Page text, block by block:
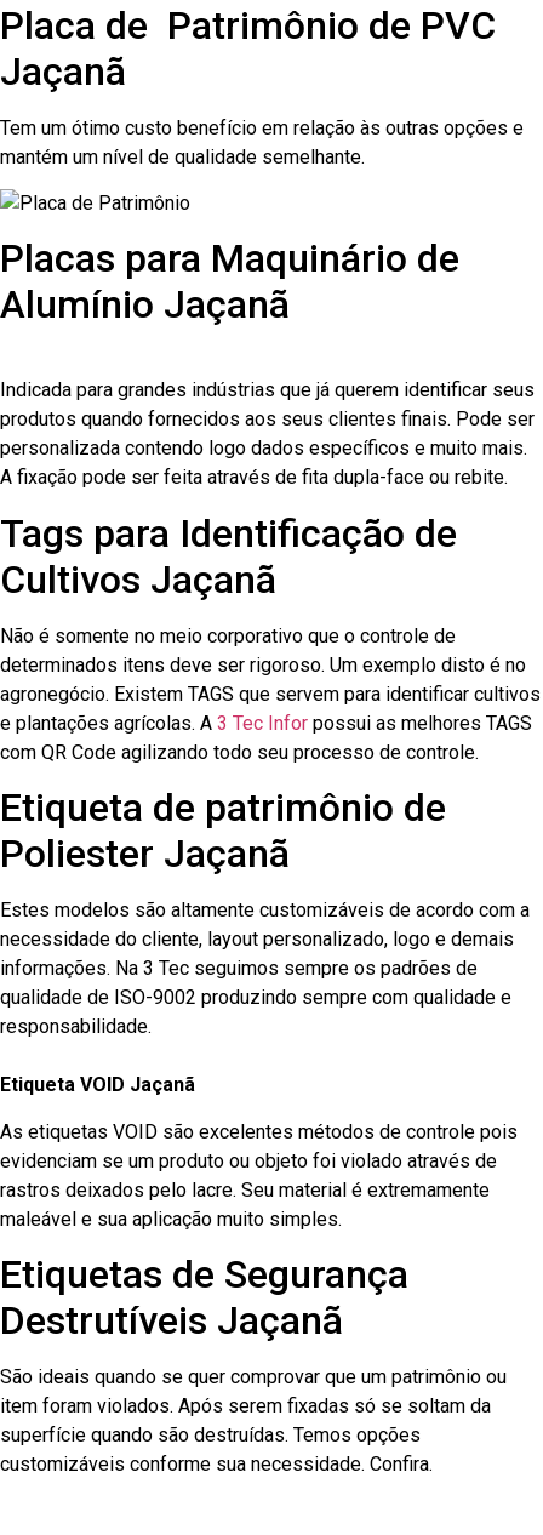
Placa de Patrimônio de PVC
Jaçanã
Tem um ótimo custo benefício em relação às outras opções e
mantém um nível de qualidade semelhante.
Placas para Maquinário de
Alumínio Jaçanã
Indicada para grandes indústrias que já querem identificar seus
produtos quando fornecidos aos seus clientes finais. Pode ser
personalizada contendo logo dados específicos e muito mais.
A fixação pode ser feita através de fita dupla-face ou rebite.
Tags para Identificação de
Cultivos Jaçanã
Não é somente no meio corporativo que o controle de
determinados itens deve ser rigoroso. Um exemplo disto é no
agronegócio. Existem TAGS que servem para identificar cultivos
e plantações agrícolas. A 3 Tec Infor possui as melhores TAGS
com QR Code agilizando todo seu processo de controle.
Etiqueta de patrimônio de
Poliester Jaçanã
Estes modelos são altamente customizáveis de acordo com a
necessidade do cliente, layout personalizado, logo e demais
informações. Na 3 Tec seguimos sempre os padrões de
qualidade de ISO-9002 produzindo sempre com qualidade e
responsabilidade.
Etiqueta VOID Jaçanã
As etiquetas VOID são excelentes métodos de controle pois
evidenciam se um produto ou objeto foi violado através de
rastros deixados pelo lacre. Seu material é extremamente
maleável e sua aplicação muito simples.
Etiquetas de Segurança
Destrutíveis Jaçanã
São ideais quando se quer comprovar que um patrimônio ou
item foram violados. Após serem fixadas só se soltam da
superfície quando são destruídas. Temos opções
customizáveis conforme sua necessidade. Confira.